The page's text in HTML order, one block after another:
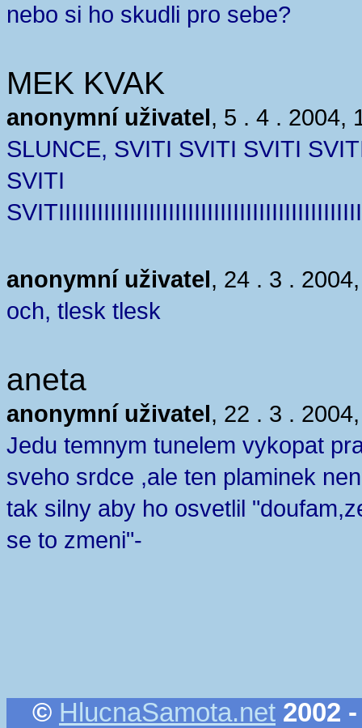
nebo si ho skudli pro sebe?
MEK KVAK
anonymní uživatel, 5 . 4 . 2004,
SLUNCE, SVITI SVITI SVITI
SVITI
anonymní uživatel, 24 . 3 .
och, tlesk tlesk
aneta
anonymní uživatel, 22 . 3 .
Jedu temnym tunelem vykopat
sveho srdce ,ale ten plaminek
tak silny aby ho osvetlil
se to zmeni"-
© HlucnaSamota.net 2002